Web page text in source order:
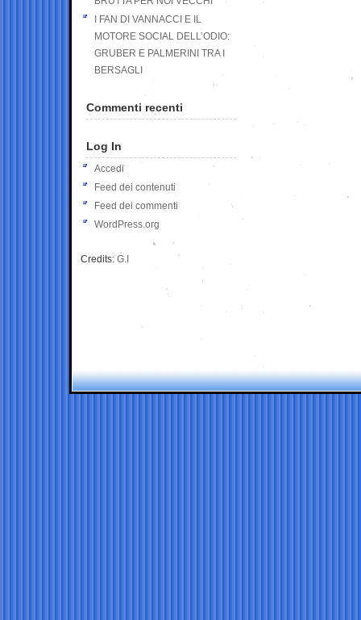
I FAN DI VANNACCI E IL
MOTORE SOCIAL DELL’ODIO:
GRUBER E PALMERINI TRA I
BERSAGLI
Commenti recenti
Log In
Accedi
Feed dei contenuti
Feed dei commenti
WordPress.org
Credits: G.I